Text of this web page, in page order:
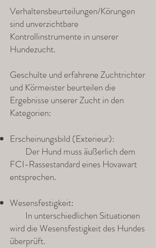
Verhaltensbeurteilungen/Körungen
sind unverzichtbare
Kontrollinstrumente in unserer
Hundezucht.
Geschulte und erfahrene Zuchtrichter
und Körmeister beurteilen die
Ergebnisse unserer Zucht in den
Kategorien:
Erscheinungsbild (Exterieur):
Der Hund muss äußerlich dem
FCI-Rassestandard eines Hovawart
entsprechen.
Wesensfestigkeit:
In unterschiedlichen Situationen
wird die Wesensfestigkeit des Hundes
überprüft.